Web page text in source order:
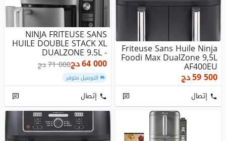
Friteuse Sans Huile Ninja
Foodi Max DualZone 9,5L
AF400EU
59 500دج
إتصال
NINJA FRITEUSE SANS
HUILE DOUBLE STACK XL
DUALZONE 9.5L -
SL400EU - 2...
64 000دج71 000دج
التوصيل متوفر
إتصال